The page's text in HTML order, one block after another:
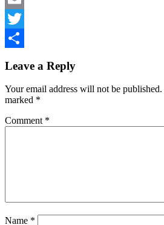
Email
Twitter
Leave a Reply
Your email address will not be published.
marked *
Comment *
Name *